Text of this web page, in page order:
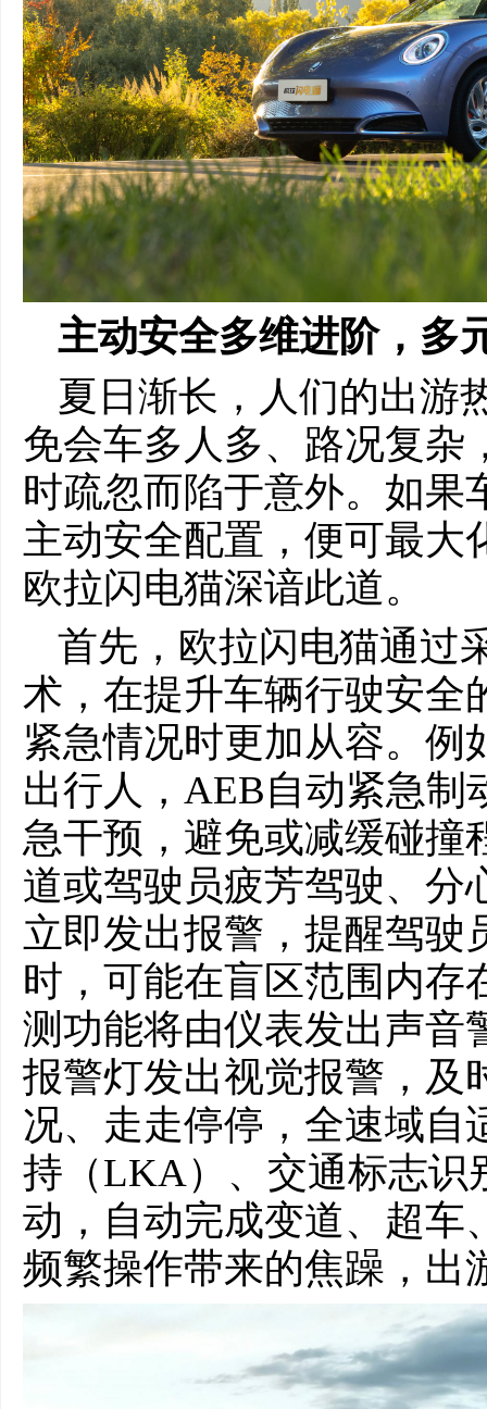
主动安全多维进阶，多
夏日渐长，人们的出游
免会车多人多、路况复杂
时疏忽而陷于意外。如果
主动安全配置，便可最大
欧拉闪电猫深谙此道。
首先，欧拉闪电猫通过
术，在提升车辆行驶安全
紧急情况时更加从容。例
出行人，AEB自动紧急制
急干预，避免或减缓碰撞
道或驾驶员疲芳驾驶、分
立即发出报警，提醒驾驶
时，可能在盲区范围内存
测功能将由仪表发出声音
报警灯发出视觉报警，及
况、走走停停，全速域自
持（LKA）、交通标志识
动，自动完成变道、超车
频繁操作带来的焦躁，出